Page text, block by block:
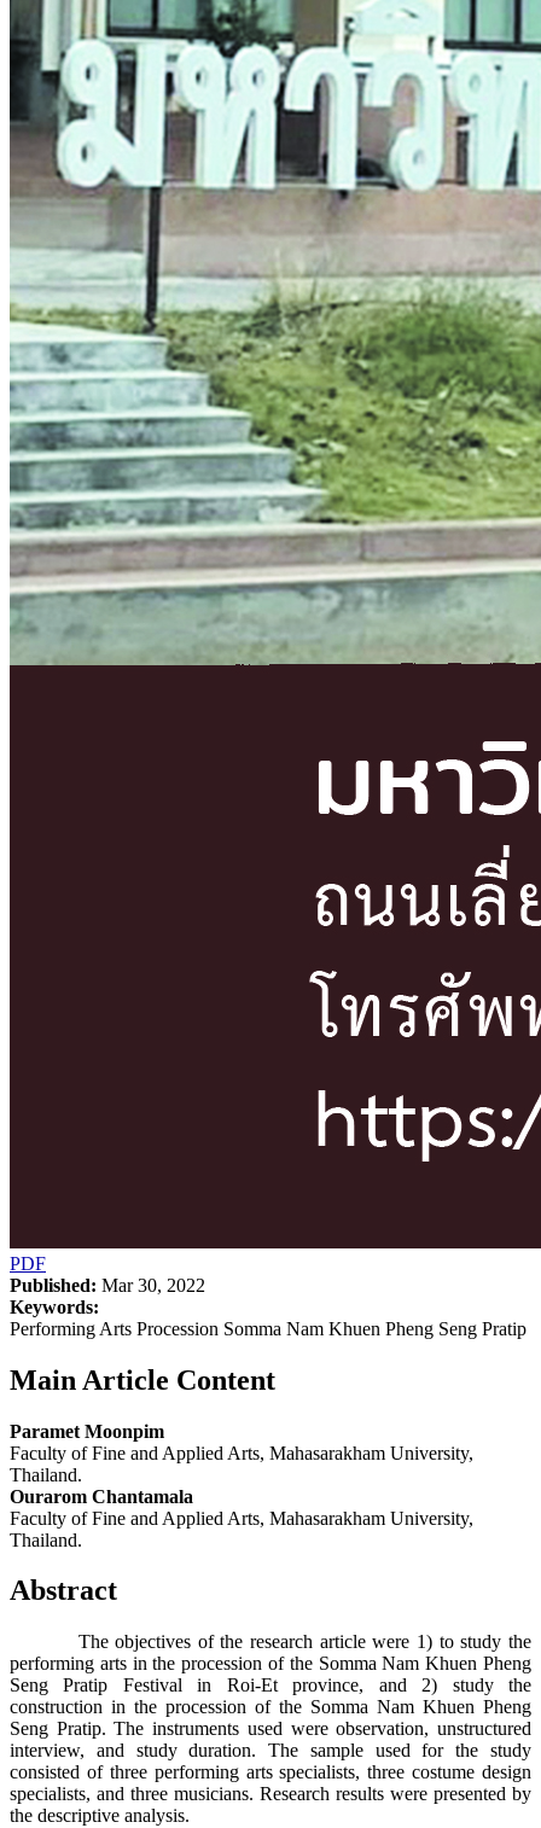
PDF
Published: Mar 30, 2022
Keywords:
Performing Arts Procession Somma Nam Khuen Pheng Seng Pratip
Main Article Content
Paramet Moonpim
Faculty of Fine and Applied Arts, Mahasarakham University,
Thailand.
Ourarom Chantamala
Faculty of Fine and Applied Arts, Mahasarakham University,
Thailand.
Abstract
The objectives of the research article were 1) to study the
performing arts in the procession of the Somma Nam Khuen Pheng
Seng Pratip Festival in Roi-Et province, and 2) study the
construction in the procession of the Somma Nam Khuen Pheng
Seng Pratip. The instruments used were observation, unstructured
interview, and study duration. The sample used for the study
consisted of three performing arts specialists, three costume design
specialists, and three musicians. Research results were presented by
the descriptive analysis.